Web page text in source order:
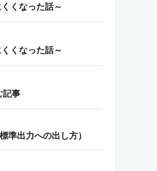
くなった話～
くなった話～
記事
準出力への出し方）